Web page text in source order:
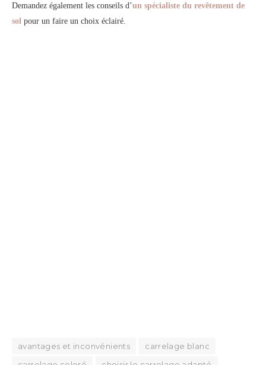
Demandez également les conseils d’un spécialiste du revêtement de
sol pour un faire un choix éclairé.
avantages et inconvénients
carrelage blanc